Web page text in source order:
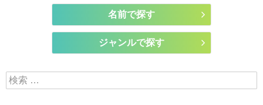
名前で探す
ジャンルで探す
検索: